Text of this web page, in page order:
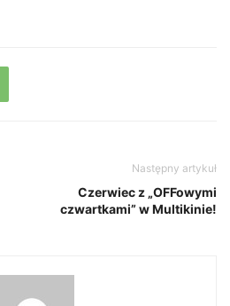
Następny artykuł
Czerwiec z „OFFowymi
czwartkami” w Multikinie!